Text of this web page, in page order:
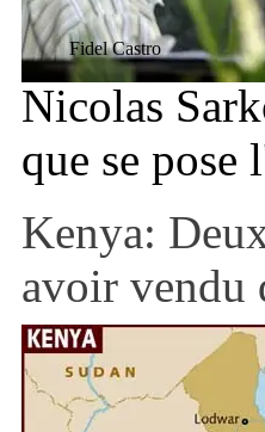
Fidel Castro
Nicolas
que se
Kenya:
avoir vendu